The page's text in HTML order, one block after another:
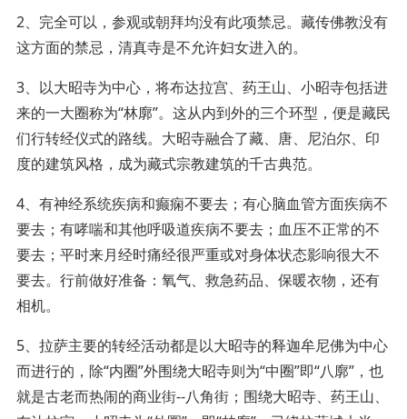
2、完全可以，参观或朝拜均没有此项禁忌。藏传佛教没有
这方面的禁忌，清真寺是不允许妇女进入的。
3、以大昭寺为中心，将布达拉宫、药王山、小昭寺包括进
来的一大圈称为“林廓”。这从内到外的三个环型，便是藏民
们行转经仪式的路线。大昭寺融合了藏、唐、尼泊尔、印
度的建筑风格，成为藏式宗教建筑的千古典范。
4、有神经系统疾病和癫痫不要去；有心脑血管方面疾病不
要去；有哮喘和其他呼吸道疾病不要去；血压不正常的不
要去；平时来月经时痛经很严重或对身体状态影响很大不
要去。行前做好准备：氧气、救急药品、保暖衣物，还有
相机。
5、拉萨主要的转经活动都是以大昭寺的释迦牟尼佛为中心
而进行的，除“内圈”外围绕大昭寺则为“中圈”即“八廓”，也
就是古老而热闹的商业街--八角街；围绕大昭寺、药王山、